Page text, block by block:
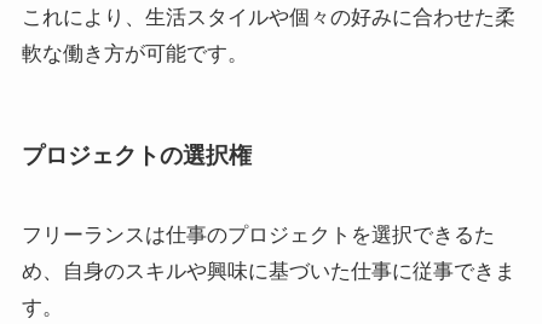
これにより、生活スタイルや個々の好みに合わせた柔
軟な働き方が可能です。
プロジェクトの選択権
フリーランスは仕事のプロジェクトを選択できるた
め、自身のスキルや興味に基づいた仕事に従事できま
す。